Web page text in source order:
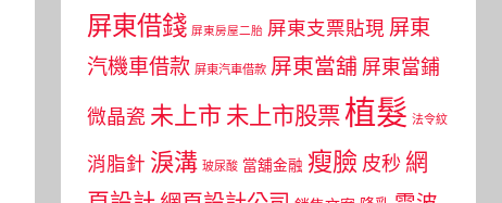
屏東借錢 屏東房屋二胎 屏東支票貼現 屏東
汽機車借款 屏東汽車借款 屏東當舖 屏東當鋪
微晶瓷 未上市 未上市股票植髮 法令紋
消脂針 淚溝 玻尿酸 當舖金融 瘦臉 皮秒 網